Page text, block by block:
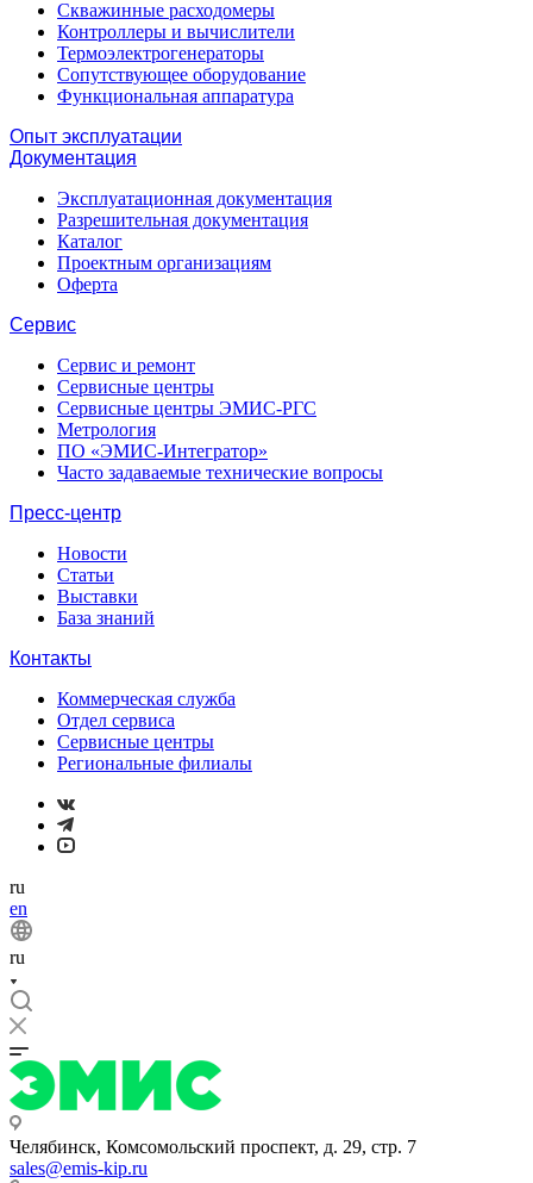
Скважинные расходомеры
Контроллеры и вычислители
Термоэлектрогенераторы
Сопутствующее оборудование
Функциональная аппаратура
Опыт эксплуатации
Документация
Эксплуатационная документация
Разрешительная документация
Каталог
Проектным организациям
Оферта
Сервис
Сервис и ремонт
Сервисные центры
Сервисные центры ЭМИС-РГС
Метрология
ПО «ЭМИС-Интегратор»
Часто задаваемые технические вопросы
Пресс-центр
Новости
Статьи
Выставки
База знаний
Контакты
Коммерческая служба
Отдел сервиса
Сервисные центры
Региональные филиалы
ru
en
ru
Челябинск, Комсомольский проспект, д. 29, стр. 7
sales@emis-kip.ru